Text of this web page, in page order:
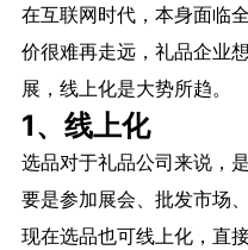
在互联网时代，本身面临
价很难再走远，礼品企业
展，线上化是大势所趋。
1、线上化
选品对于礼品公司来说，
要是参加展会、批发市场、
现在选品也可线上化，直